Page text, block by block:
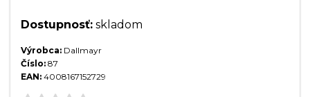
Dostupnosť: skladom
Výrobca: Dallmayr
Číslo: 87
EAN: 4008167152729